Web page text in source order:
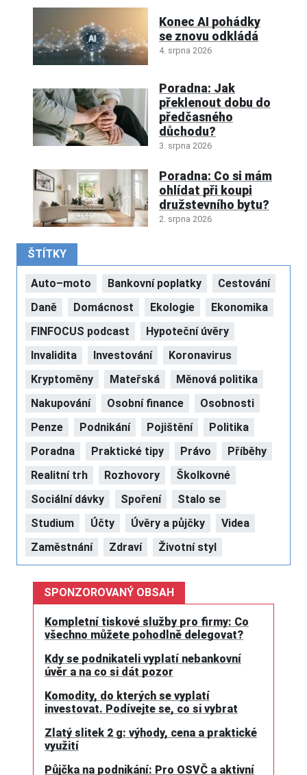
Konec AI pohádky
se znovu odkládá
4. srpna 2026
Poradna: Jak
překlenout dobu do
předčasného
důchodu?
3. srpna 2026
Poradna: Co si mám
ohlídat při koupi
družstevního bytu?
2. srpna 2026
ŠTÍTKY
Auto–moto Bankovní poplatky
Cestování
Daně
Domácnost Ekologie
Ekonomika
FINFOCUS podcast
Hypoteční úvěry
Invalidita
Investování
Koronavirus
Kryptoměny
Mateřská
Měnová politika
Nakupování
Osobní finance
Osobnosti
Penze
Podnikání Pojištění
Politika
Poradna
Praktické tipy Právo
Příběhy
Realitní trh
Rozhovory
Školkovné
Sociální dávky
Spoření
Stalo se
Studium
Účty Úvěry a půjčky
Videa
Zaměstnání
Zdraví Životní styl
SPONZOROVANÝ OBSAH
Kompletní tiskové služby pro firmy: Co
všechno můžete pohodlně delegovat?
Kdy se podnikateli vyplatí nebankovní
úvěr a na co si dát pozor
Komodity, do kterých se vyplatí
investovat. Podívejte se, co si vybrat
Zlatý slitek 2 g: výhody, cena a praktické
využití
Půjčka na podnikání: Pro OSVČ a aktivní